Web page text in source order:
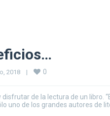
2018 | 0
de la lectura de un libro.
uno de los grandes autores de